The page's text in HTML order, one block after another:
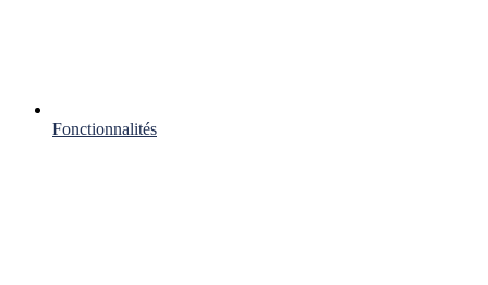
Fonctionnalités